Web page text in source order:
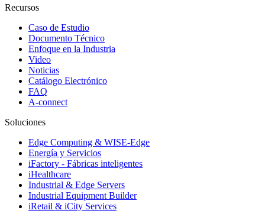
Recursos
Caso de Estudio
Documento Técnico
Enfoque en la Industria
Video
Noticias
Catálogo Electrónico
FAQ
A-connect
Soluciones
Edge Computing & WISE-Edge
Energía y Servicios
iFactory - Fábricas inteligentes
iHealthcare
Industrial & Edge Servers
Industrial Equipment Builder
iRetail & iCity Services